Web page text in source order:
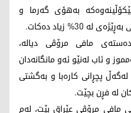
بەھۆی گەرما و
30% زیاد دەكات.
مافی مرۆڤی دیالە،
و ئاب لەنێو ئەو مانگانەدان
پچڕانی کارەبا و بەگشتی
لە فڕن بچێت.
مافی مرۆڤی عێراق بێت، لەم